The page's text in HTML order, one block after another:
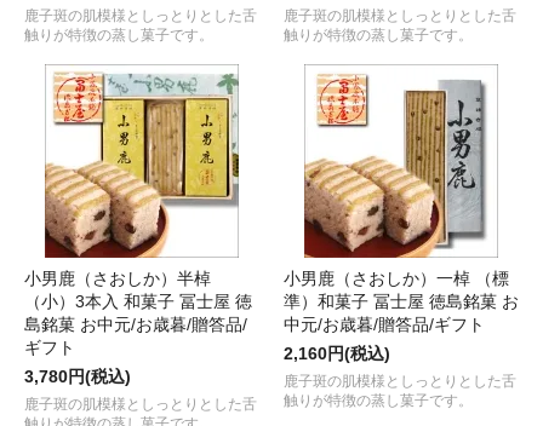
鹿子斑の肌模様としっとりとした舌
触りが特徴の蒸し菓子です。
鹿子斑の肌模様としっとりとした舌
触りが特徴の蒸し菓子です。
小男鹿（さおしか）半棹
（小）3本入 和菓子 冨士屋 徳
島銘菓 お中元/お歳暮/贈答品/
ギフト
3,780円(税込)
鹿子斑の肌模様としっとりとした舌
小男鹿（さおしか）一棹 （標
準）和菓子 冨士屋 徳島銘菓 お
中元/お歳暮/贈答品/ギフト
2,160円(税込)
鹿子斑の肌模様としっとりとした舌
触りが特徴の蒸し菓子です。